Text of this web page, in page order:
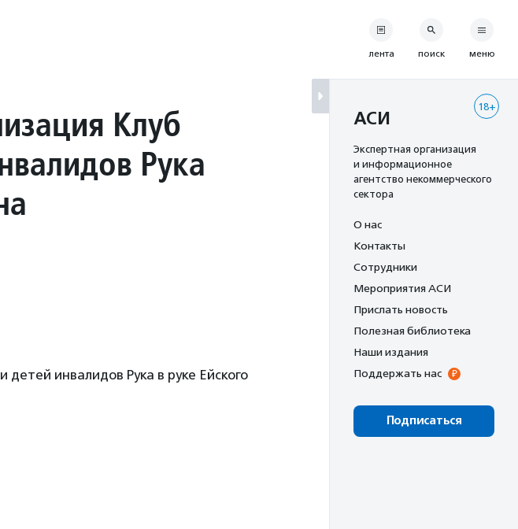
Клуб
Рука
инвалидов Рука в руке Ейского
лента поиск меню
18+
АСИ
Экспертная организация
и информационное
агентство некоммерческого
сектора
О нас
Контакты
Сотрудники
Мероприятия АСИ
Прислать новость
Полезная библиотека
Наши издания
Поддержать нас
Подписаться